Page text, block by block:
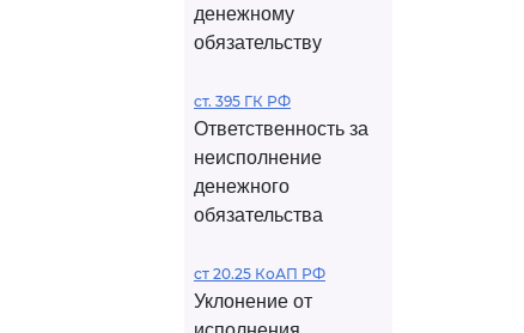
денежному
обязательству
ст. 395 ГК РФ
Ответственность за
неисполнение
денежного
обязательства
ст 20.25 КоАП РФ
Уклонение от